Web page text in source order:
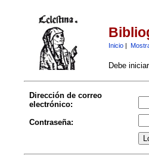
Inicio|
Debe
Dirección de correo
electrónico:
Contraseña: